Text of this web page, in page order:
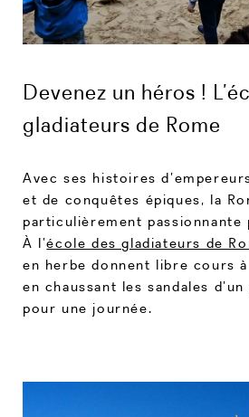
Devenez un héros !
gladiateurs de Rome
Avec ses histoires
et de conquêtes épiques, la
particulièrement passionnante
À l’école des gladiateurs de
en herbe donnent libre cours
en chaussant les sandales
pour une journée.